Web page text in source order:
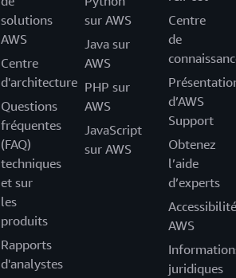
solutions
AWS
Centre
d'architecture
Questions
fréquentes
(FAQ)
techniques
et sur
les
produits
Rapports
d'analystes
sur AWS
Java sur
AWS
PHP sur
AWS
JavaScript
sur AWS
Centre
de
d’AWS
Support
Obtenez
l’aide
d’experts
Accessibilité
AWS
juridiques